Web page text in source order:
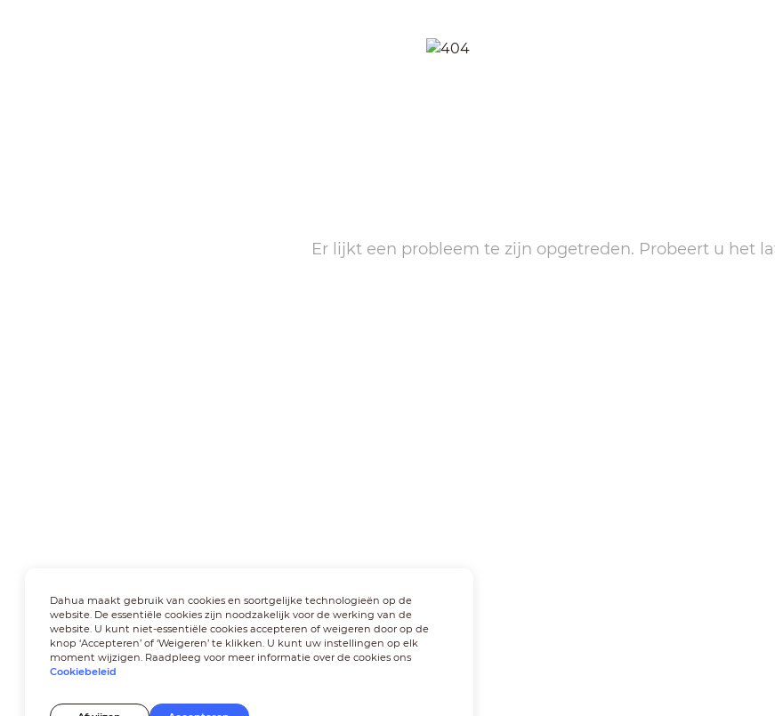
Er lijkt een probleem te zijn opgetreden. Probeert u het
Dahua maakt gebruik van cookies en soortgelijke technologieën op de
website. De essentiële cookies zijn noodzakelijk voor de werking van de
website. U kunt niet-essentiële cookies accepteren of weigeren door op de
knop ‘Accepteren’ of ‘Weigeren’ te klikken. U kunt uw instellingen op elk
moment wijzigen. Raadpleeg voor meer informatie over de cookies ons
Cookiebeleid